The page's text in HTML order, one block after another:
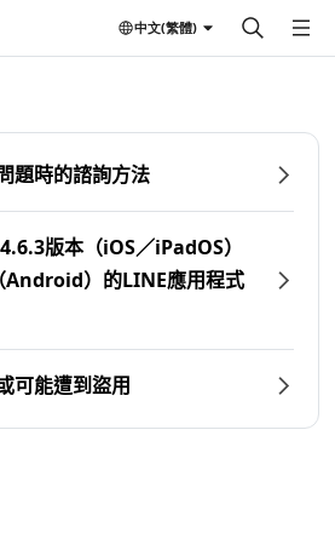
中文(繁體)
題時的諮詢方法
版本（iOS／iPadOS）
Android）的LINE應用程式
可能遭到盜用